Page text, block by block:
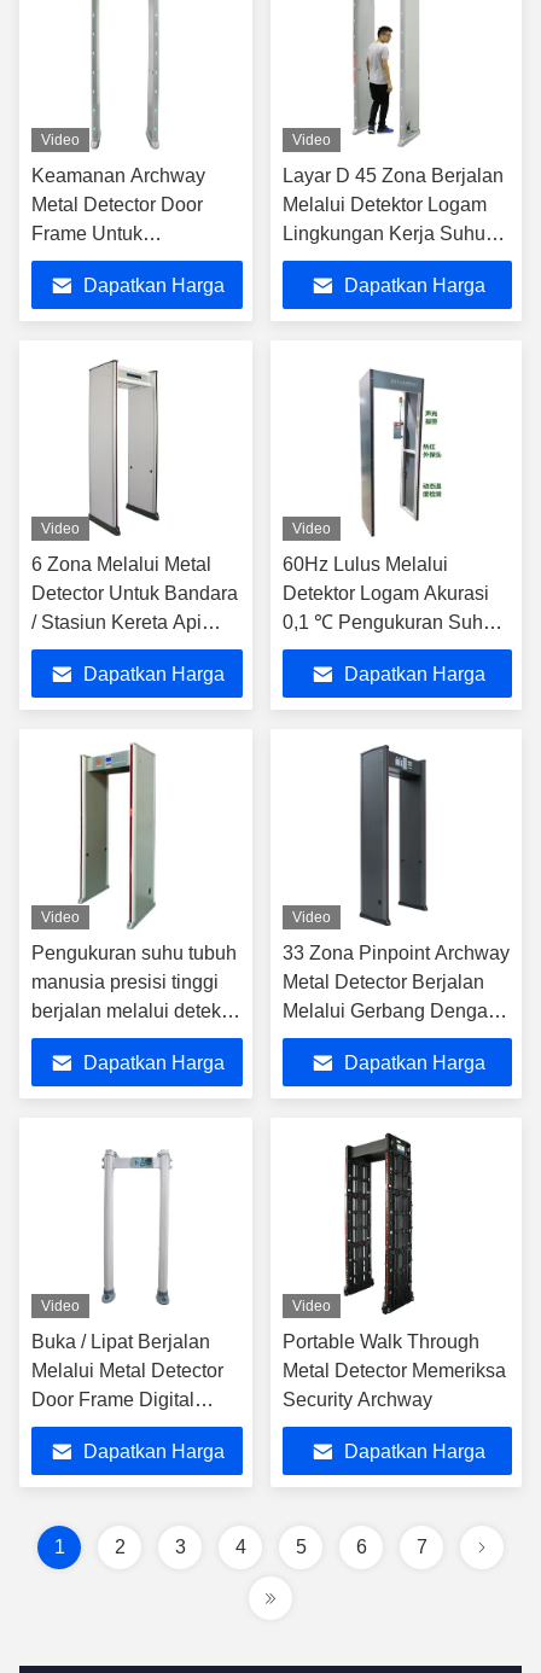
Video
Keamanan Archway
Metal Detector Door
Frame Untuk
Pemeriksaan Umum
ISO14001Dapatkan Harga
Video
Layar D 45 Zona Berjalan
Melalui Detektor Logam
Lingkungan Kerja Suhu
-20 ℃ ～ 65 ℃
Dapatkan Harga
Video
6 Zona Melalui Metal
Detector Untuk Bandara
/ Stasiun Kereta Api
Sensitivitas Tinggi
Dapatkan Harga
Video
60Hz Lulus Melalui
Detektor Logam Akurasi
0,1 ℃ Pengukuran Suhu
Tubuh Manusia
Dapatkan Harga
Video
Pengukuran suhu tubuh
manusia presisi tinggi
berjalan melalui detektor
logam
Dapatkan Harga
Video
33 Zona Pinpoint Archway
Metal Detector Berjalan
Melalui Gerbang Dengan
Remote Control
Dapatkan Harga
Video
Buka / Lipat Berjalan
Melalui Metal Detector
Door Frame Digital
Signal Control
Dapatkan Harga
Video
Portable Walk Through
Metal Detector Memeriksa
Security Archway
Dapatkan Harga
1 2 3 4 5 6 7